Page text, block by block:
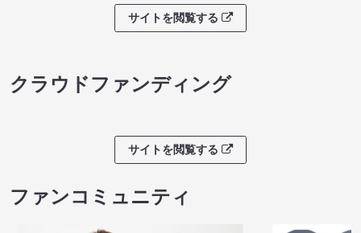
サイトを閲覧する
クラウドファンディング
サイトを閲覧する
ファンコミュニティ